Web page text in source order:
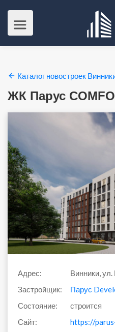
Каталог новостроек
ЖК Парус
Адрес:
Винники,
Застройщик:
Парус
Состояние:
строится
Сайт:
https://